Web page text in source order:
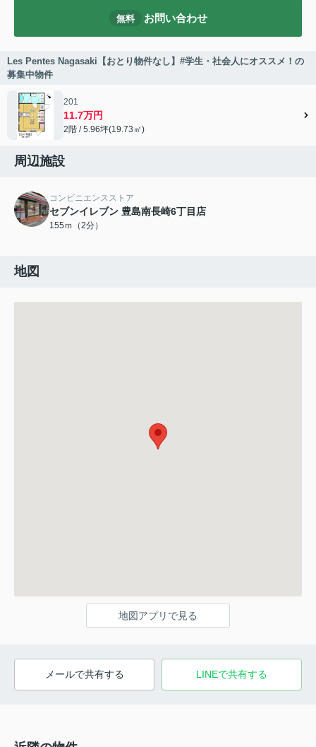
無料 お問い合わせ
Les Pentes Nagasaki【おとり物件なし】#学生・社会人にオススメ！の
募集中物件
201
11.7万円
2階 / 5.96坪(19.73㎡)
周辺施設
コンビニエンスストア
セブンイレブン 豊島南長崎6丁目店
155ｍ（2分）
地図
地図アプリで見る
メールで共有する LINEで共有する